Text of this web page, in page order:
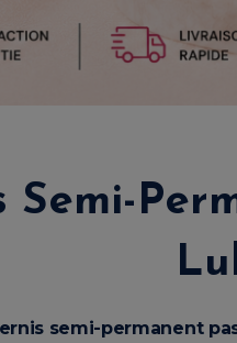
Semi-
semi-permanent